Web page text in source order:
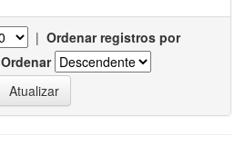
| Ordenar registros por
Ordenar